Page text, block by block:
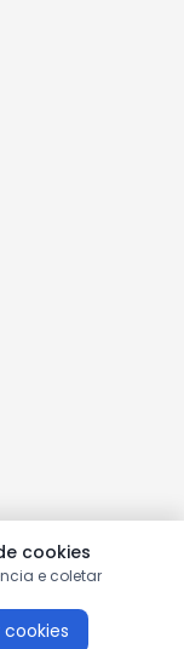
cookies
e coletar